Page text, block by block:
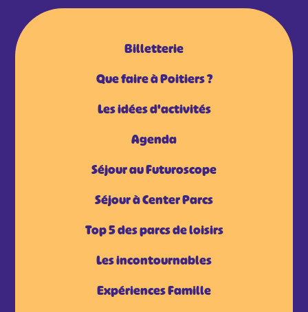
Billetterie
Que faire à Poitiers ?
Les idées d'activités
Agenda
Séjour au Futuroscope
Séjour à Center Parcs
Top 5 des parcs de loisirs
Les incontournables
Expériences Famille